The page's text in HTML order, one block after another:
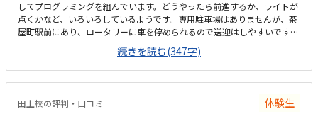
してプログラミングを組んでいます。どうやったら前進するか、ライトが
点くかなど、いろいろしているようです。専用駐車場はありませんが、茶
屋町駅前にあり、ロータリーに車を停められるので送迎はしやすいです。
教室内は明るく、入ると先生方も大きい声で挨拶をしてくださいます。過
ごしやすいと思います。月2回、1回80分で12,000円くらいです。もう少
し安いと嬉しいです。4回にするともう少しお得になります。ハイペース
に勉強したい場合は4回の方がいいと思います。1人の先生が2人を指導す
るようになります。少人数制なのがいいと思います。専用駐車場があると
嬉しいです。特になし
続きを読む(347字)
田上校の評判・口コミ 体験生